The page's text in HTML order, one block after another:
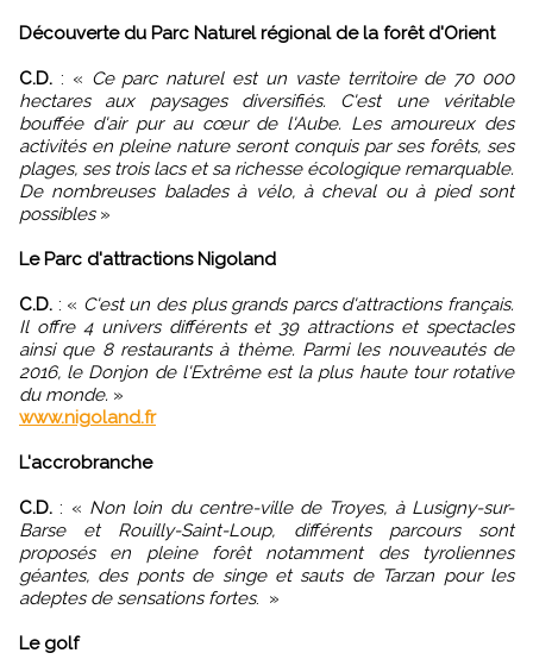
Découverte du Parc Naturel régional de la forêt d'Orient
C.D. : « Ce parc naturel est un vaste territoire de 70 000
hectares aux paysages diversifiés. C'est une véritable
bouffée d'air pur au cœur de l'Aube. Les amoureux des
activités en pleine nature seront conquis par ses forêts, ses
plages, ses trois lacs et sa richesse écologique remarquable.
De nombreuses balades à vélo, à cheval ou à pied sont
possibles »
Le Parc d'attractions Nigoland
C.D. : « C'est un des plus grands parcs d'attractions français.
Il offre 4 univers différents et 39 attractions et spectacles
ainsi que 8 restaurants à thème. Parmi les nouveautés de
2016, le Donjon de l'Extrême est la plus haute tour rotative
du monde. »
www.nigoland.fr
L'accrobranche
C.D.: « Non loin du centre-ville de Troyes, à Lusigny-sur-
Barse et Rouilly-Saint-Loup, différents parcours sont
proposés en pleine forêt notamment des tyroliennes
géantes, des ponts de singe et sauts de Tarzan pour les
adeptes de sensations fortes. »
Le golf